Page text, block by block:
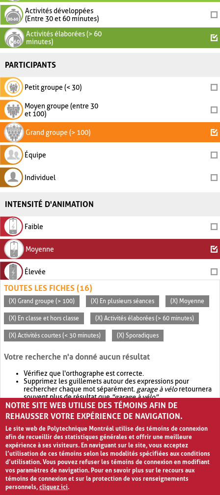
Activités développées
(Entre 30 et 60 minutes)
Activités élaborées (> 60
minutes)
PARTICIPANTS
Petit groupe (< 30)
Moyen groupe (entre 30
et 100)
Grand groupe (> 100)
Équipe
Individuel
INTENSITÉ D'ANIMATION
Faible
Moyenne
Élevée
TOUTES LES FICHES (16)
(X) Grand groupe (> 100) (X) En plusieurs séances (X) Moyenne
(X) En classe et hors classe (X) Activités élaborées (> 60 minutes)
(X) Activités courtes (< 30 minutes) (X) Sporadiques
Votre recherche n'a donné aucun résultat
Vérifiez que l'orthographe est correcte.
Supprimez les guillemets autour des expressions pour
rechercher chaque mot séparément. garage à véloretournera
souvent plus de résultat que"garage à vélo".
Envisagez d'élargir votre recherche avec OR.garage OR vélo
retournera souvent plus de résultat quegarage à vélo
NOTRE SITE WEB UTILISE DES TÉMOINS AFIN DE
REHAUSSER VOTRE EXPÉRIENCE DE NAVIGATION.
Le site web de Polytechnique Montréal utilise des témoins de connexion
afin de recueillir des statistiques générales et offrir une meilleure
expérience à ses visiteurs. En naviguant sur le site, vous acceptez
l’utilisation de ces témoins selon les modalités spécifiées aux conditions
d’utilisation. Vous pouvez refuser les témoins de connexion en modifiant
vos paramètres de navigation. Pour en savoir plus sur le recours aux
témoins de connexion et sur la protection de vos renseignements
personnels,cliquez ici.